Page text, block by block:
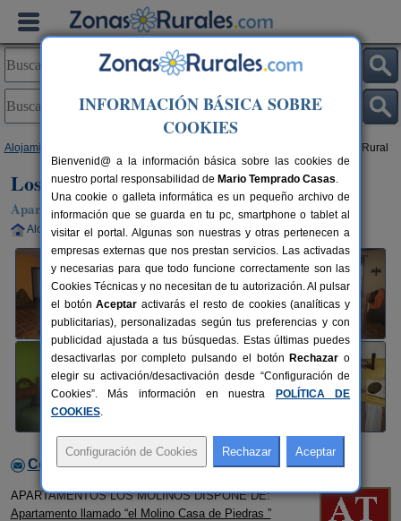
Alojamientos > Los Molinos Rural
Los Molinos Rural
Apartamentos Rurales en Fuentes de León (Badajoz)
Alquiler completo 2-12+1 plazas 150 km de Badajoz
Contactar con el alojamiento
APARTAMENTOS LOS MOLINOS DISPONE DE:
Apartamento llamado “el Molino Casa de Piedras ”
INFORMACIÓN BÁSICA SOBRE
COOKIES
Bienvenid@ a la información básica sobre las cookies de
nuestro portal responsabilidad de Mario Temprado Casas.
Una cookie o galleta informática es un pequeño archivo de
información que se guarda en tu pc, smartphone o tablet al
visitar el portal. Algunas son nuestras y otras pertenecen a
empresas externas que nos prestan servicios. Las activadas
y necesarias para que todo funcione correctamente son las
Cookies Técnicas y no necesitan de tu autorización. Al pulsar
el botónAceptar activarás el resto de cookies (analíticas y
publicitarias), personalizadas según tus preferencias y con
publicidad ajustada a tus búsquedas. Estas últimas puedes
desactivarlas por completo pulsando el botón Rechazar o
elegir su activación/desactivación desde “Configuración de
Cookies”. Más información en nuestra
POLÍTICA DE
COOKIES.